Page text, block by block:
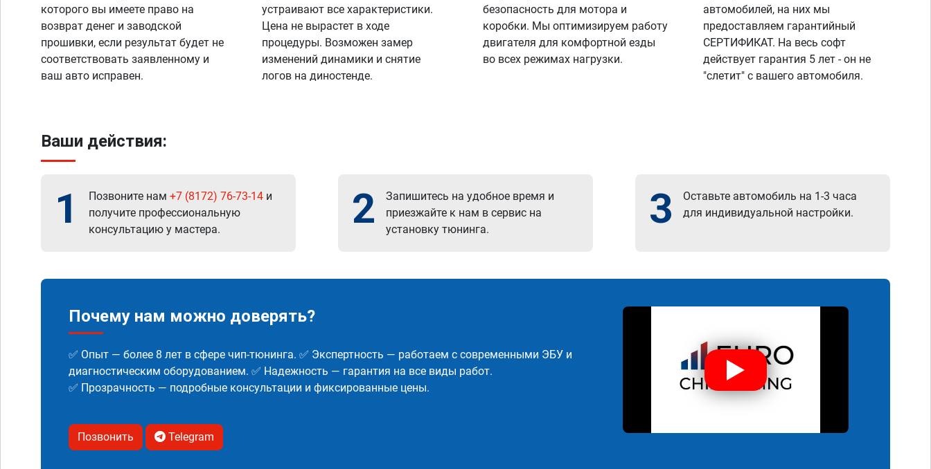
которого вы имеете право на
возврат денег и заводской
прошивки, если результат будет не
соответствовать заявленному и
ваш авто исправен.
устраивают все характеристики.
Цена не вырастет в ходе
процедуры. Возможен замер
изменений динамики и снятие
логов на диностенде.
безопасность для мотора и
коробки. Мы оптимизируем работу
двигателя для комфортной езды
во всех режимах нагрузки.
автомобилей, на них мы
предоставляем гарантийный
СЕРТИФИКАТ. На весь софт
действует гарантия 5 лет - он не
"слетит" с вашего автомобиля.
Ваши действия:
1 Позвоните нам +7 (8172) 76-73-14 и
получите профессиональную
консультацию у мастера.
2
Запишитесь на удобное время и
приезжайте к нам в сервис на
установку тюнинга.
3
Оставьте автомобиль на 1-3 часа
для индивидуальной настройки.
Почему нам можно доверять?
✅ Опыт — более 8 лет в сфере чип-тюнинга. ✅ Экспертность — работаем с современными ЭБУ и
диагностическим оборудованием. ✅ Надежность — гарантия на все виды работ.
✅ Прозрачность — подробные консультации и фиксированные цены.
Позвонить Telegram